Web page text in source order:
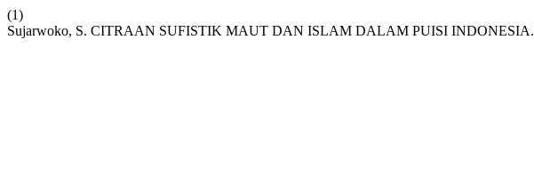
(1)
Sujarwoko, S. CITRAAN SUFISTIK MAUT DAN ISLAM DALAM PUISI INDONESIA.